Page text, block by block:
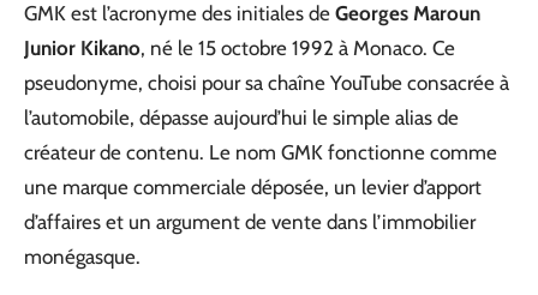
GMK est l’acronyme des initiales de Georges Maroun
Junior Kikano, né le 15 octobre 1992 à Monaco. Ce
pseudonyme, choisi pour sa chaîne YouTube consacrée à
l’automobile, dépasse aujourd’hui le simple alias de
créateur de contenu. Le nom GMK fonctionne comme
une marque commerciale déposée, un levier d’apport
d’affaires et un argument de vente dans l’immobilier
monégasque.